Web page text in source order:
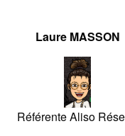
Laure MASSON
Référente Aliso